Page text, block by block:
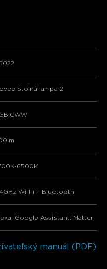
Stolná lampa 2
6500K
Wi-Fi + Bluetooth
Google Assistant, Matter
manuál (PDF)